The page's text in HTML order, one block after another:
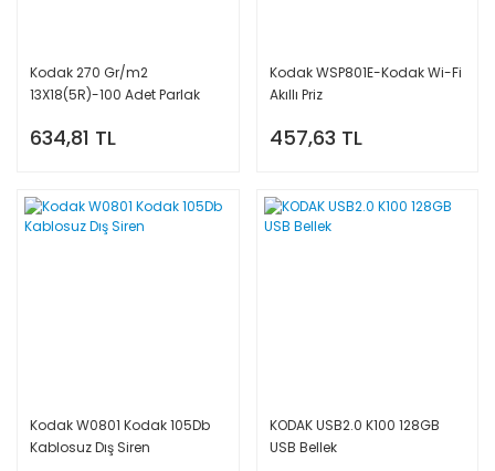
Kodak 270 Gr/m2
13X18(5R)-100 Adet Parlak
634,81 TL
Kodak WSP801E-Kodak Wi-Fi
Akıllı Priz
457,63 TL
Kodak W0801 Kodak 105Db
Kablosuz Dış Siren
KODAK USB2.0 K100 128GB
USB Bellek